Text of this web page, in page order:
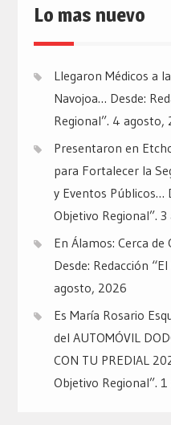
Lo mas nuevo
Llegaron Médicos a
Navojoa… Desde:
Regional”. 4 agosto,
Presentaron en
para Fortalecer la
y Eventos Públicos…
Objetivo Regional”. 3
En Álamos: Cerca
Desde: Redacción
agosto, 2026
Es María Rosario
del AUTOMÓVIL
CON TU PREDIAL
Objetivo Regional”. 1